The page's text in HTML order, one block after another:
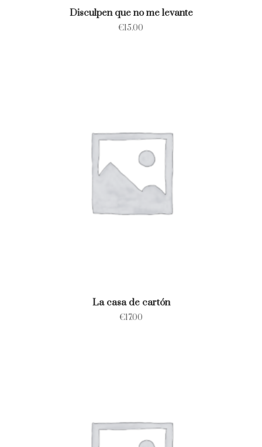
Disculpen que no me levante
€15.00
La casa de cartón
€17.00